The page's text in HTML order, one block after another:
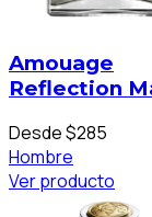
Amouage
Reflection
Desde $285
Hombre
Ver producto